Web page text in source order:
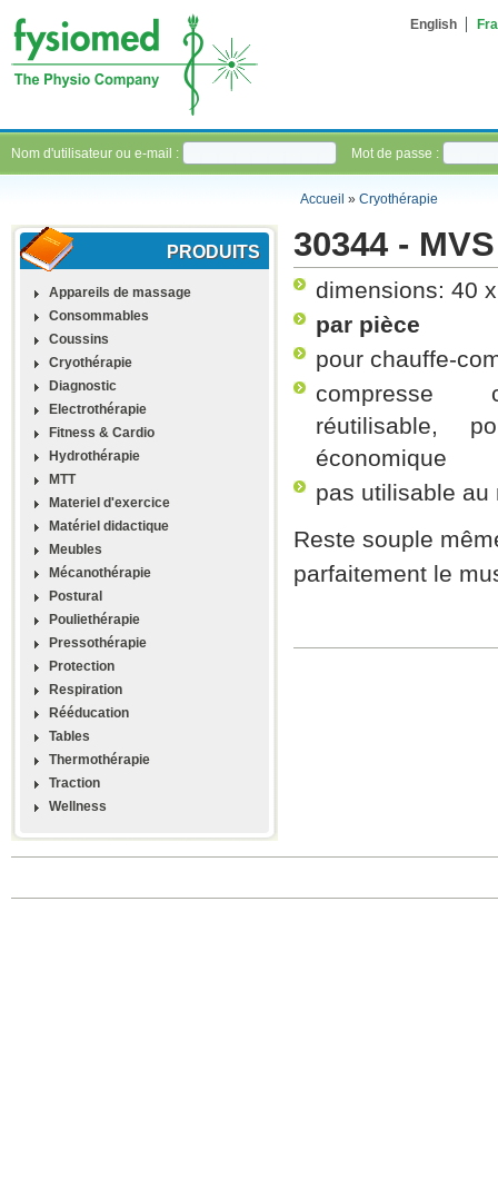
English
Nom d'utilisateur ou e-mail : Mot de passe :
Accueil » Cryothérapie
PRODUITS
Appareils de massage
Consommables
Coussins
Cryothérapie
Diagnostic
Electrothérapie
Fitness & Cardio
Hydrothérapie
MTT
Materiel d'exercice
Matériel didactique
Meubles
Mécanothérapie
Postural
Pouliethérapie
Pressothérapie
Protection
Respiration
Rééducation
Tables
Thermothérapie
Traction
Wellness
30344 -
dimensions: 40
par pièce
pour chauffe-
compresse
réutilisable,
économique
pas utilisable au
Reste souple
parfaitement le